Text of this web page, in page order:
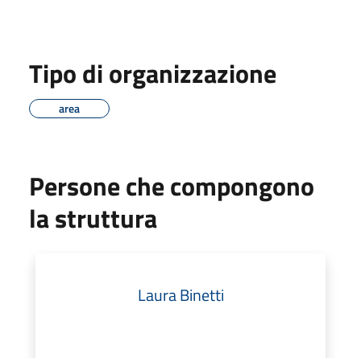
Tipo di organizzazione
area
Persone che compongono
la struttura
Laura Binetti